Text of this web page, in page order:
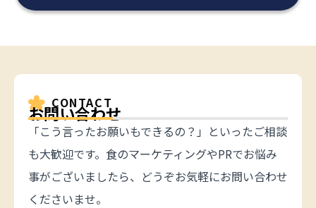
CONTACT
お問い合わせ
「こう言ったお願いもできるの？」といったご相談
も大歓迎です。食のマーケティングやPRでお悩み
事がございましたら、どうぞお気軽にお問い合わせ
くださいませ。